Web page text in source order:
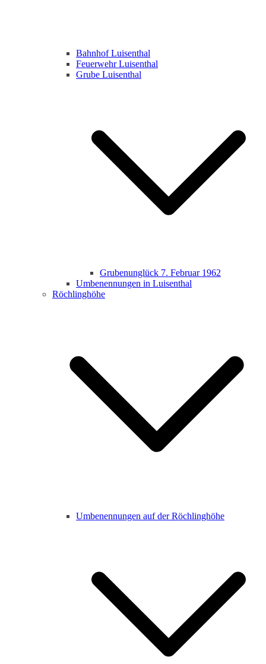
Bahnhof Luisenthal
Feuerwehr Luisenthal
Grube Luisenthal
Grubenunglück 7. Februar 1962
Umbenennungen in Luisenthal
Röchlinghöhe
Umbenennungen auf der Röchlinghöhe